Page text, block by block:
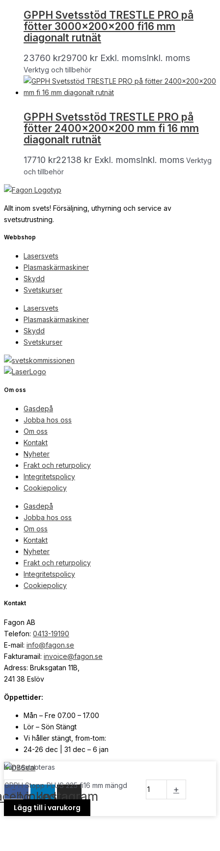
GPPH Svetsstöd TRESTLE PRO på
fötter 3000x200x200 fi16 mm
diagonalt rutnät
23760 kr29700 kr Exkl. momsInkl. moms
Verktyg och tillbehör
GPPH Svetsstöd TRESTLE PRO på
fötter 2400x200x200 mm fi 16 mm
diagonalt rutnät
17710 kr22138 kr Exkl. momsInkl. moms Verktyg
och tillbehör
Allt inom svets! Försäljning, uthyrning och service av
svetsutrustning.
Webbshop
Lasersvets
Plasmaskärmaskiner
Skydd
Svetskurser
Lasersvets
Plasmaskärmaskiner
Skydd
Svetskurser
Om oss
Gasdepå
Jobba hos oss
Om oss
Kontakt
Nyheter
Frakt och returpolicy
Integritetspolicy
Cookiepolicy
Gasdepå
Jobba hos oss
Om oss
Kontakt
Nyheter
Frakt och returpolicy
Integritetspolicy
Cookiepolicy
Kontakt
Fagon AB
Telefon: 0413-19190
E-mail: info@fagon.se
Fakturamail: invoice@fagon.se
Adress: Bruksgatan 11B,
241 38 Eslöv
Öppettider:
Mån – Fre 07.00 – 17.00
Lör – Sön Stängt
Vi håller stängt, from-tom:
24-26 dec | 31 dec – 6 jan
© Copyright Svensk Media Partner
Linkedin
Instagram
Kan restnoteras
-
GPPH Stopp PLUS 225 fi16 mm mängd +
Lägg till i varukorg